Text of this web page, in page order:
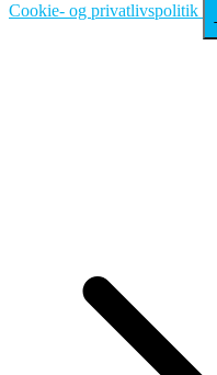
Cookie- og privatlivspolitik